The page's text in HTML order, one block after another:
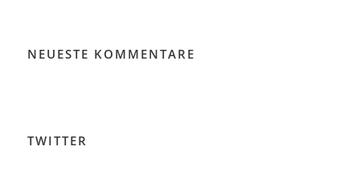
NEUESTE KOMMENTARE
TWITTER